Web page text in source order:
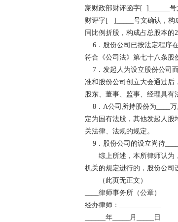
家财政部财评函字[ ]______
财评字[ ]_____号文确认，构
同比例折股，构成占总股本的
6．股份公司已按法定程序
符合《公司法》第七十八条股
7．发起人为设立股份公司
准和股份公司创立大会通过后
股东、董事、监事、经理具有
8．A公司所持股份为____
定为国有法股，其他发起人
关法律、法规的规定。
9．股份公司的设立尚待
综上所述，本所律师认为，
机关的规定进行的，股份公司
（此页无正文）
____律师事务所（公章）
经办律师：____________
______年_____月_____日